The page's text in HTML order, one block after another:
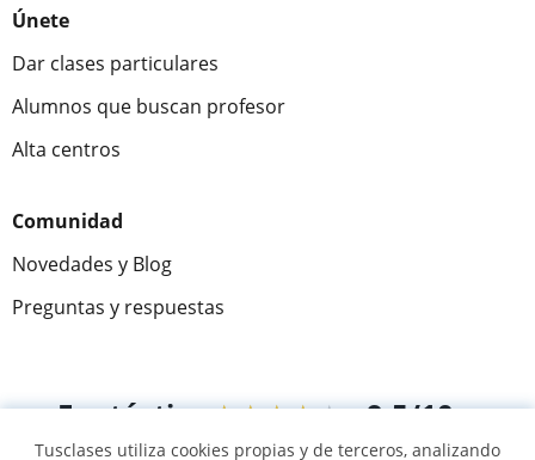
Únete
Dar clases particulares
Alumnos que buscan profesor
Alta centros
Comunidad
Novedades y Blog
Preguntas y respuestas
Fantástica★★★★★ 9,5/10
Tusclases utiliza cookies propias y de terceros, analizando